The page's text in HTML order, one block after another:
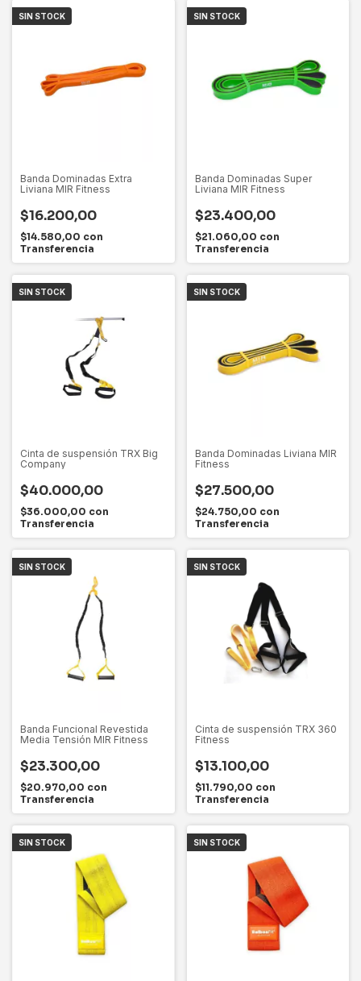
SIN STOCK
Banda Dominadas Extra
Liviana MIR Fitness
$16.200,00
$14.580,00 con
Transferencia
SIN STOCK
Banda Dominadas Super
Liviana MIR Fitness
$23.400,00
$21.060,00 con
Transferencia
SIN STOCK
Cinta de suspensión TRX Big
Company
$40.000,00
$36.000,00 con
Transferencia
SIN STOCK
Banda Dominadas Liviana MIR
Fitness
$27.500,00
$24.750,00 con
Transferencia
SIN STOCK
Banda Funcional Revestida
Media Tensión MIR Fitness
$23.300,00
$20.970,00 con
Transferencia
SIN STOCK
Cinta de suspensión TRX 360
Fitness
$13.100,00
$11.790,00 con
Transferencia
SIN STOCK SIN STOCK